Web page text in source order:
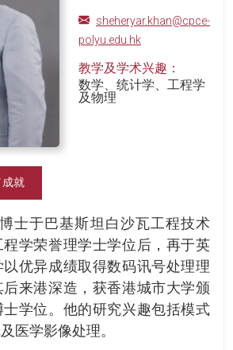
sheheryar.khan@cpce-
polyu.edu.hk
教学及学术兴趣：
数学、统计学、工程学
及物理
成就
博士于巴基斯坦白沙瓦工程技术
学荣誉理学士学位后，再于英
优异成绩取得数码讯号处理理
来港深造，获香港城市大学颁
学位。他的研究兴趣包括模式
医学影像处理。